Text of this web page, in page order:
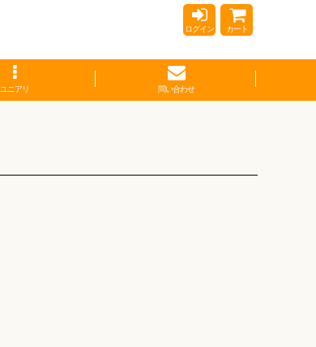
ログイン カート
ユニアリ 問い合わせ